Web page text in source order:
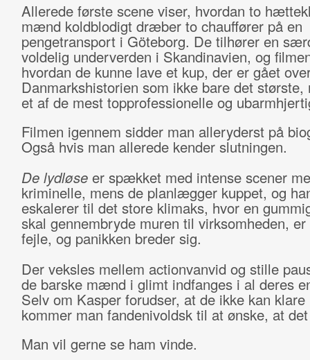
Allerede første scene viser, hvordan to
mænd koldblodigt dræber to chauffører på en
pengetransport i Göteborg. De tilhører en
voldelig underverden i Skandinavien, og
hvordan de kunne lave et kup, der er gået
Danmarkshistorien som ikke bare det største,
et af de mest topprofessionelle og
Filmen igennem sidder man alleryderst på
Også hvis man allerede kender slutningen.
De lydløseer spækket med intense scener
kriminelle, mens de planlægger kuppet, og
eskalerer til det store klimaks, hvor en
skal gennembryde muren til virksomheden,
fejle, og panikken breder sig.
Der veksles mellem actionvanvid og stille
de barske mænd i glimt indfanges i al deres
Selv om Kasper forudser, at de ikke kan klare
kommer man fandenivoldsk til at ønske, at
Man vil gerne se ham vinde.